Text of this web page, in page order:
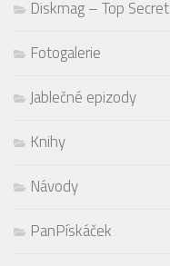
Diskmag – Top Secret
Fotogalerie
Jablečné epizody
Knihy
Návody
PanPískáček